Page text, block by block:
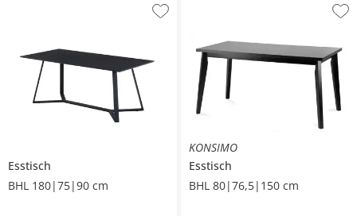
Esstisch
BHL 180|75|90 cm
KONSIMO
Esstisch
BHL 80|76,5|150 cm